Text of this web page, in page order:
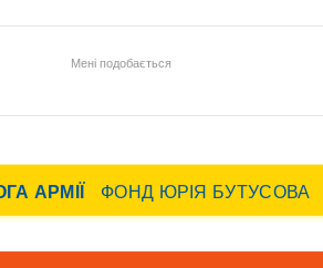
Мені подобається